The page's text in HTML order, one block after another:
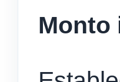
Monto